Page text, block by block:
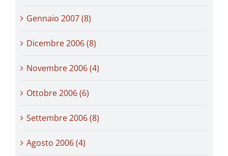
Gennaio 2007 (8)
Dicembre 2006 (8)
Novembre 2006 (4)
Ottobre 2006 (6)
Settembre 2006 (8)
Agosto 2006 (4)